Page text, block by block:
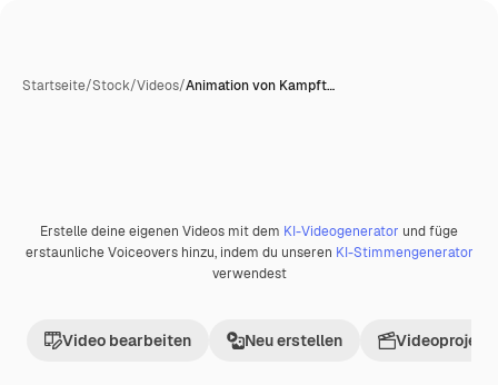
Startseite/Stock/Videos/Animation von Kampft…
PremiumKI-generiert
Erstelle deine eigenen Videos mit dem KI-Videogenerator und füge
erstaunliche Voiceovers hinzu, indem du unseren KI-Stimmengenerator
verwendest
Video bearbeiten Neu erstellen Videoprojekt